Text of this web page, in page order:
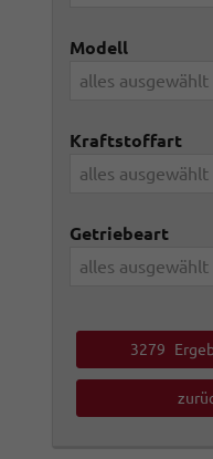
Modell
alles ausgewählt
Kraftstoffart
alles ausgewählt
Getriebeart
alles ausgewählt
3279